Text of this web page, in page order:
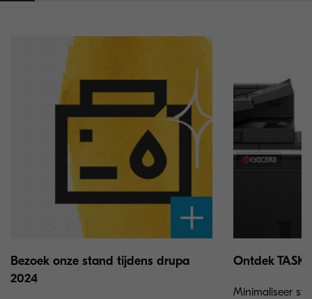
Bezoek onze stand tijdens drupa
2024
Ontdek
Minimaliseer